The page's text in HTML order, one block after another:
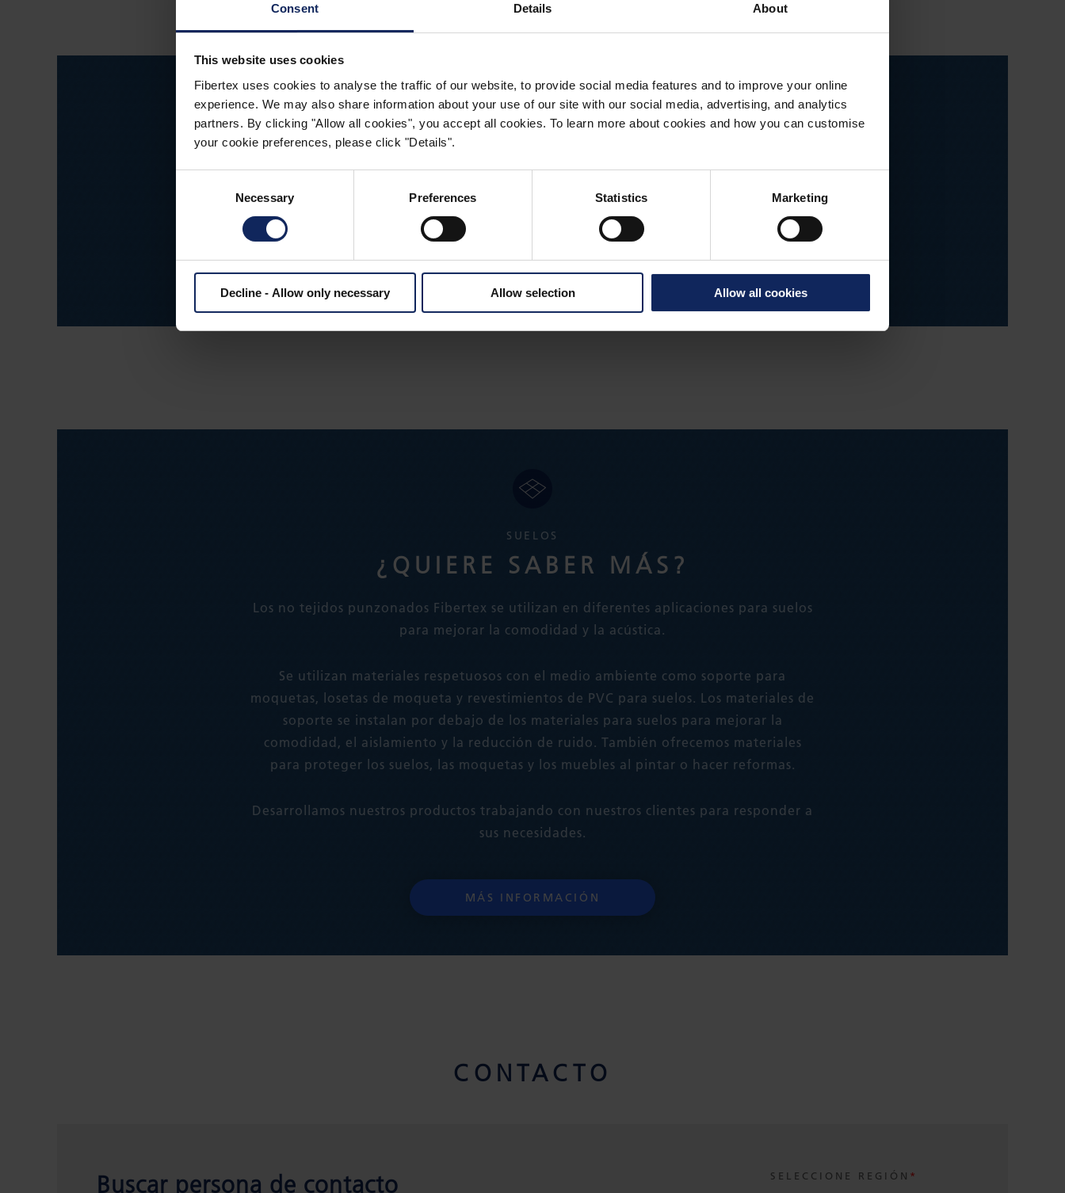
Consent Details About
This website uses cookies
Fibertex uses cookies to analyse the traffic of our website, to provide social media features and to improve your online
experience. We may also share information about your use of our site with our social media, advertising, and analytics
partners. By clicking "Allow all cookies", you accept all cookies. To learn more about cookies and how you can customise
your cookie preferences, please click "Details".
Necessary Preferences Statistics Marketing
Decline - Allow only necessary Allow selection Allow all cookies
Productos Fibertex para suelos
SUELOS
¿QUIERE SABER MÁS?
Los no tejidos punzonados Fibertex se utilizan en diferentes aplicaciones para suelos
para mejorar la comodidad y la acústica.
Se utilizan materiales respetuosos con el medio ambiente como soporte para
moquetas, losetas de moqueta y revestimientos de PVC para suelos. Los materiales de
soporte se instalan por debajo de los materiales para suelos para mejorar la
comodidad, el aislamiento y la reducción de ruido. También ofrecemos materiales
para proteger los suelos, las moquetas y los muebles al pintar o hacer reformas.
Desarrollamos nuestros productos trabajando con nuestros clientes para responder a
sus necesidades.
MÁS INFORMACIÓN
CONTACTO
Buscar persona de contacto SELECCIONE REGIÓN